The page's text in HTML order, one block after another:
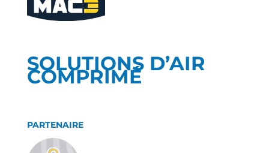
SOLUTIONS D’AIR
COMPRIMÉ
PARTENAIRE